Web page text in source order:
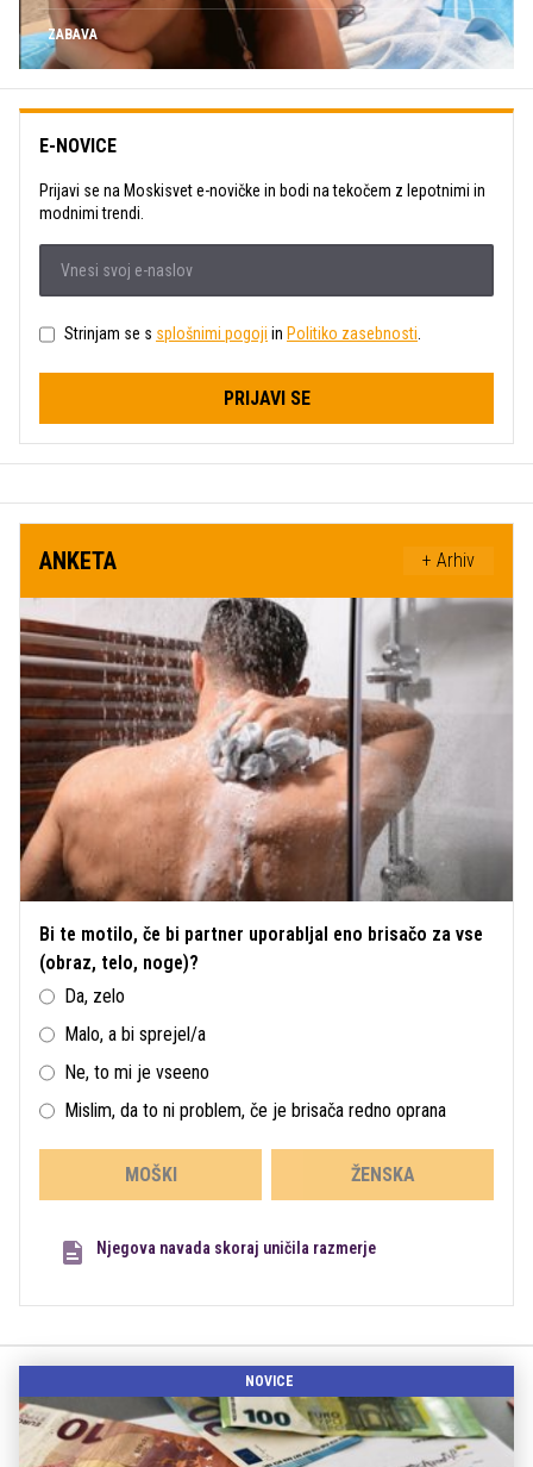
ZABAVA
E-NOVICE
Prijavi se na Moskisvet e-novičke in bodi na tekočem z lepotnimi in
modnimi trendi.
Strinjam se s splošnimi pogoji in Politiko zasebnosti.
PRIJAVI SE
ANKETA + Arhiv
Bi te motilo, če bi partner uporabljal eno brisačo za vse
(obraz, telo, noge)?
Da, zelo
Malo, a bi sprejel/a
Ne, to mi je vseeno
Mislim, da to ni problem, če je brisača redno oprana
MOŠKI ŽENSKA
Njegova navada skoraj uničila razmerje
NOVICE